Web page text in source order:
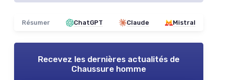
Résumer ChatGPT Claude Mistral
Recevez les dernières actualités de
Chaussure homme